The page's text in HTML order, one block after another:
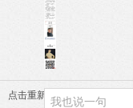
点击重新加载